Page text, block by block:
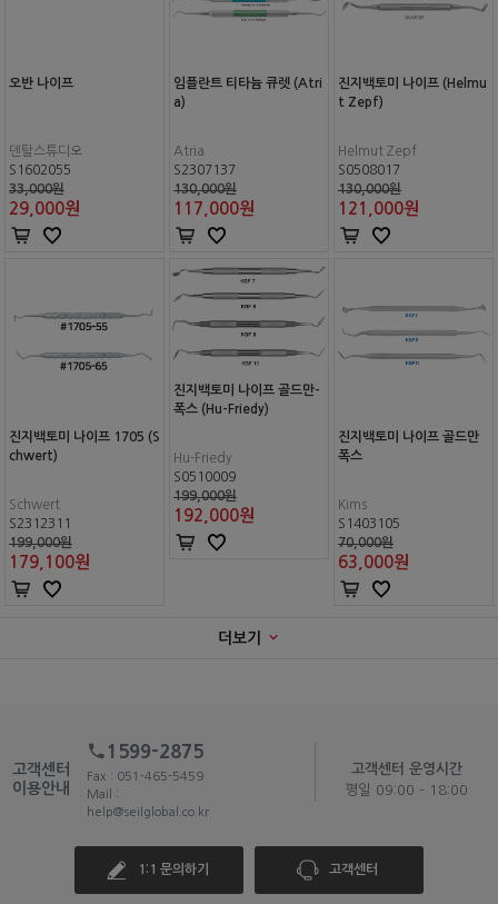
오반 나이프
덴탈스튜디오
S1602055
33,000원
29,000원
임플란트 티타늄 큐렛 (Atri
a)
Atria
S2307137
130,000원
117,000원
진지백토미 나이프 (Helmu
t Zepf)
Helmut Zepf
S0508017
130,000원
121,000원
진지백토미 나이프 1705 (S
chwert)
Schwert
S2312311
199,000원
179,100원
진지백토미 나이프 골드만-
폭스 (Hu-Friedy)
Hu-Friedy
S0510009
199,000원
192,000원
진지백토미 나이프 골드만
폭스
Kims
S1403105
70,000원
63,000원
더보기
고객센터
이용안내
1599-2875
Fax : 051-465-5459
Mail :
help@seilglobal.co.kr
고객센터 운영시간
평일 09:00 - 18:00
1:1 문의하기 고객센터